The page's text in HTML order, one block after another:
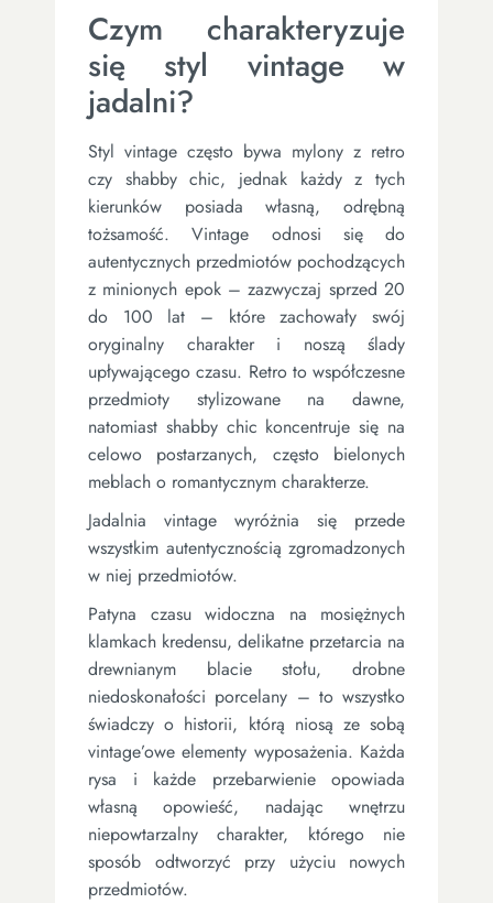
Czym charakteryzuje
się styl vintage w
jadalni?
Styl vintage często bywa mylony z retro
czy shabby chic, jednak każdy z tych
kierunków posiada własną, odrębną
tożsamość. Vintage odnosi się do
autentycznych przedmiotów pochodzących
z minionych epok – zazwyczaj sprzed 20
do 100 lat – które zachowały swój
oryginalny charakter i noszą ślady
upływającego czasu. Retro to współczesne
przedmioty stylizowane na dawne,
natomiast shabby chic koncentruje się na
celowo postarzanych, często bielonych
meblach o romantycznym charakterze.
Jadalnia vintage wyróżnia się przede
wszystkim autentycznością zgromadzonych
w niej przedmiotów.
Patyna czasu widoczna na mosiężnych
klamkach kredensu, delikatne przetarcia na
drewnianym blacie stołu, drobne
niedoskonałości porcelany – to wszystko
świadczy o historii, którą niosą ze sobą
vintage’owe elementy wyposażenia. Każda
rysa i każde przebarwienie opowiada
własną opowieść, nadając wnętrzu
niepowtarzalny charakter, którego nie
sposób odtworzyć przy użyciu nowych
przedmiotów.